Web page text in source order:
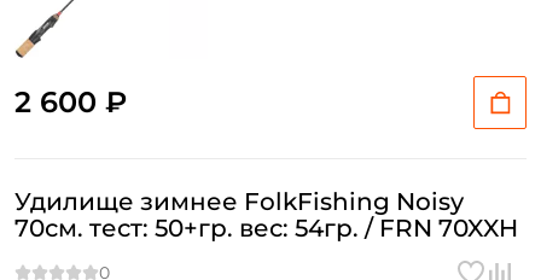
2 600 ₽
Удилище зимнее FolkFishing Noisy
70см. тест: 50+гр. вес: 54гр. / FRN 70XXH